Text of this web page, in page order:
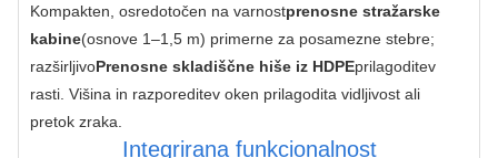
Kompakten, osredotočen na varnostprenosne stražarske
kabine(osnove 1–1,5 m) primerne za posamezne stebre;
razširljivoPrenosne skladiščne hiše iz HDPEprilagoditev
rasti. Višina in razporeditev oken prilagodita vidljivost ali
pretok zraka.
Integrirana funkcionalnost